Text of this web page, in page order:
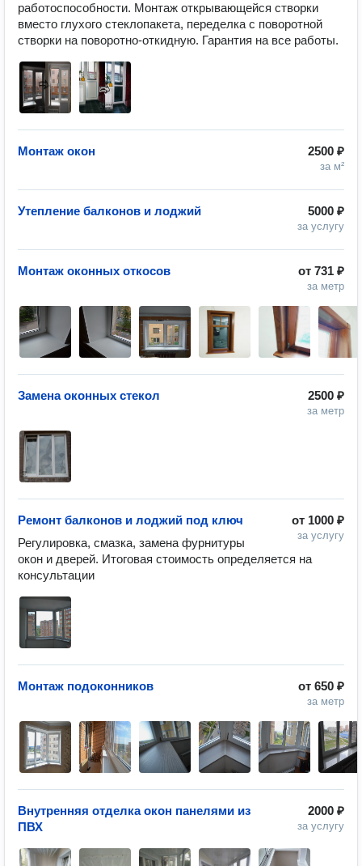
работоспособности. Монтаж открывающейся створки
вместо глухого стеклопакета, переделка с поворотной
створки на поворотно-откидную. Гарантия на все работы.
2500 ₽
за м²
Монтаж окон
5000 ₽
за услугу
Утепление балконов и лоджий
от 731 ₽
за метр
Монтаж оконных откосов
2500 ₽
за метр
Замена оконных стекол
от 1000 ₽
за услугу
Ремонт балконов и лоджий под ключ
Регулировка, смазка, замена фурнитуры
окон и дверей. Итоговая стоимость определяется на
консультации
от 650 ₽
за метр
Монтаж подоконников
2000 ₽
за услугу
Внутренняя отделка окон панелями из
ПВХ